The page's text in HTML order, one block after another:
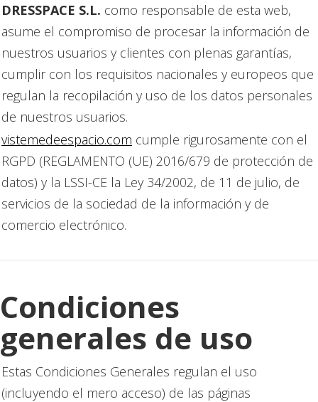
DRESSPACE S.L. como responsable de esta web,
asume el compromiso de procesar la información de
nuestros usuarios y clientes con plenas garantías,
cumplir con los requisitos nacionales y europeos que
regulan la recopilación y uso de los datos personales
de nuestros usuarios.
vistemedeespacio.com cumple rigurosamente con el
RGPD (REGLAMENTO (UE) 2016/679 de protección de
datos) y la LSSI-CE la Ley 34/2002, de 11 de julio, de
servicios de la sociedad de la información y de
comercio electrónico.
Condiciones
generales de uso
Estas Condiciones Generales regulan el uso
(incluyendo el mero acceso) de las páginas